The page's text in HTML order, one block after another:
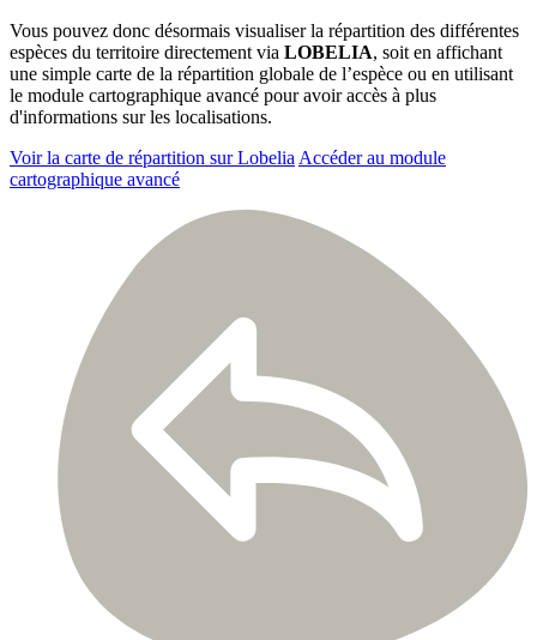
Vous pouvez donc désormais visualiser la répartition des différentes
espèces du territoire directement via LOBELIA, soit en affichant
une simple carte de la répartition globale de l’espèce ou en utilisant
le module cartographique avancé pour avoir accès à plus
d'informations sur les localisations.
Voir la carte de répartition sur Lobelia Accéder au module
cartographique avancé